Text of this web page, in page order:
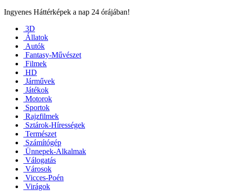
Ingyenes Háttérképek a nap 24 órájában!
3D
Állatok
Autók
Fantasy-Művészet
Filmek
HD
Járművek
Játékok
Motorok
Sportok
Rajzfilmek
Sztárok-Hírességek
Természet
Számítógép
Ünnepek-Alkalmak
Válogatás
Városok
Vicces-Poén
Virágok